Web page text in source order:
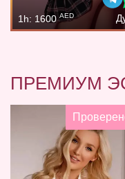
1h: 1600AED
ПРЕМИУМ